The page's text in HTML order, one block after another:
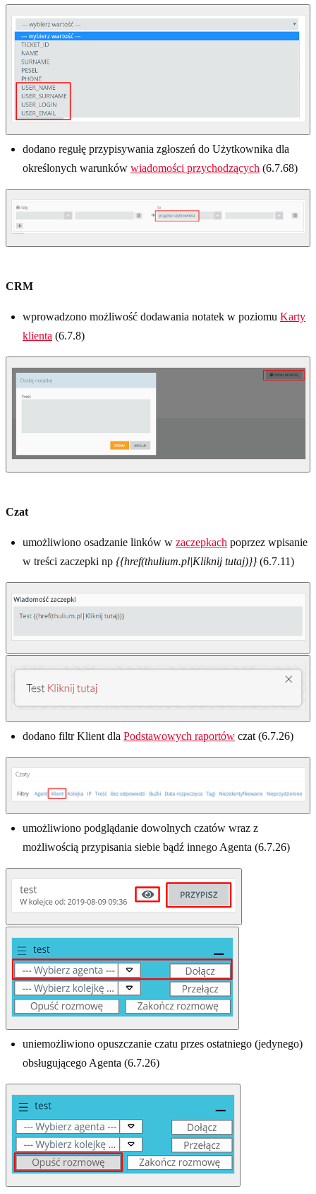
dodano regułę przypisywania zgłoszeń do Użytkownika dla
określonych warunków wiadomości przychodzących (6.7.68)
CRM
wprowadzono możliwość dodawania notatek w poziomu Karty
klienta (6.7.8)
Czat
umożliwiono osadzanie linków w zaczepkach poprzez wpisanie
w treści zaczepki np {{href(thulium.pl|Kliknij tutaj)}}(6.7.11)
dodano filtr Klient dla Podstawowych raportów czat (6.7.26)
umożliwiono podglądanie dowolnych czatów wraz z
możliwością przypisania siebie bądź innego Agenta (6.7.26)
uniemożliwiono opuszczanie czatu przes ostatniego (jedynego)
obsługującego Agenta (6.7.26)